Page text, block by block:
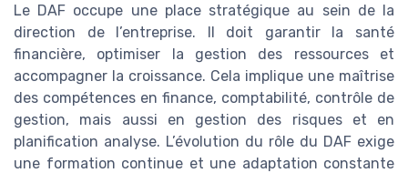
Le DAF occupe une place stratégique au sein de la
direction de l’entreprise. Il doit garantir la santé
financière, optimiser la gestion des ressources et
accompagner la croissance. Cela implique une maîtrise
des compétences en finance, comptabilité, contrôle de
gestion, mais aussi en gestion des risques et en
planification analyse. L’évolution du rôle du DAF exige
une formation continue et une adaptation constante